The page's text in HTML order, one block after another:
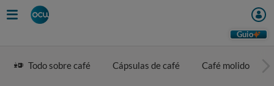
Guio
Todo sobre café Cápsulas de café Café molido